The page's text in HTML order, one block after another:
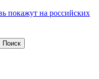
покажут на российских